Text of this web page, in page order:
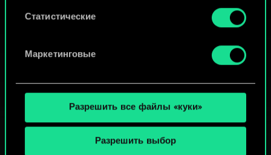
«Настройки» ниже.
Статистические
Маркетинговые
Разрешить все файлы «куки»
Разрешить выбор